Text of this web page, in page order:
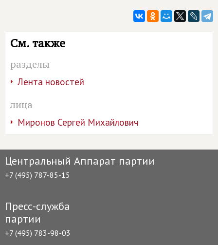
См. также
разделы
Лента новостей
лица
Миронов Сергей Михайлович
Центральный Аппарат партии
+7 (495) 787-85-15
Пресс-служба
партии
+7 (495) 783-98-03